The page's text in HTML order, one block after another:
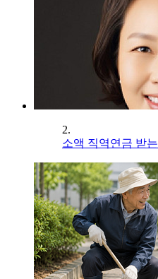
2.
소액 직역연금 받